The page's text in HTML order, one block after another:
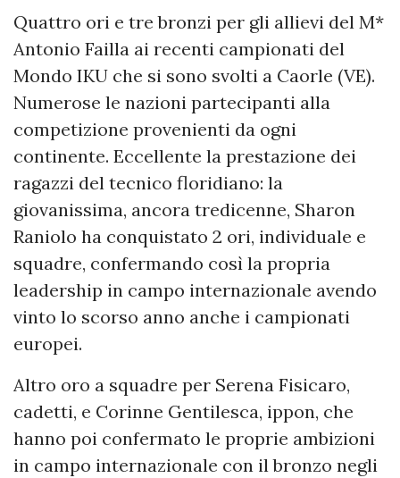
Quattro ori e tre bronzi per gli allievi del M*
Antonio Failla ai recenti campionati del
Mondo IKU che si sono svolti a Caorle (VE).
Numerose le nazioni partecipanti alla
competizione provenienti da ogni
continente. Eccellente la prestazione dei
ragazzi del tecnico floridiano: la
giovanissima, ancora tredicenne, Sharon
Raniolo ha conquistato 2 ori, individuale e
squadre, confermando così la propria
leadership in campo internazionale avendo
vinto lo scorso anno anche i campionati
europei.
Altro oro a squadre per Serena Fisicaro,
cadetti, e Corinne Gentilesca, ippon, che
hanno poi confermato le proprie ambizioni
in campo internazionale con il bronzo negli